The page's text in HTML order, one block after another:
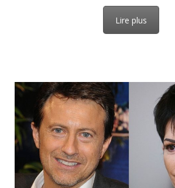
Lire plus